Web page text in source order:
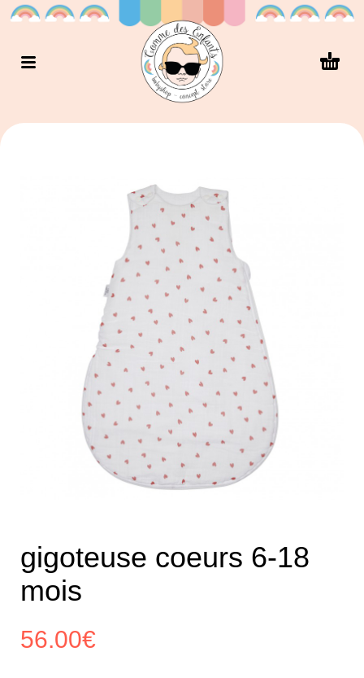
gigoteuse coeurs 6-18
mois
56.00€